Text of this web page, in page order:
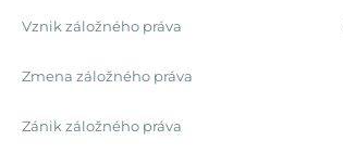
Vznik záložného práva
Zmena záložného práva
Zánik záložného práva